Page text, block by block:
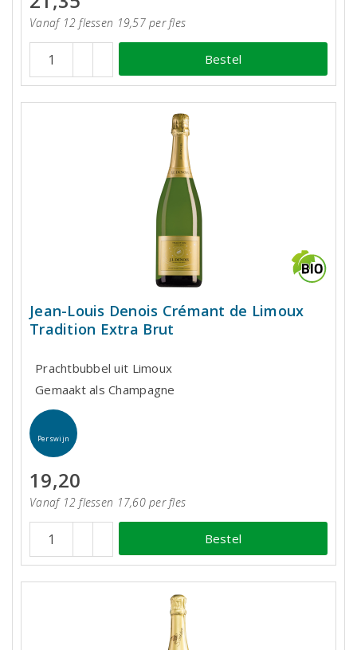
Vanaf 12 flessen 19,57 per fles
Bestel
Jean-Louis Denois Crémant de Limoux
Tradition Extra Brut
Prachtbubbel uit Limoux
Gemaakt als Champagne
Perswijn
19,20
Vanaf 12 flessen 17,60 per fles
Bestel